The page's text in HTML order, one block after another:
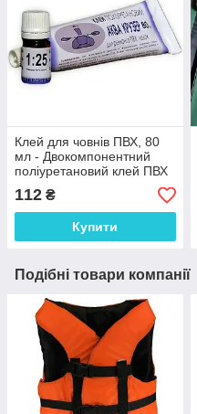
Клей для човнів ПВХ, 80
мл - Двокомпонентний
поліуретановий клей ПВХ
Аква Крузер для ремонту
надувного човна
112 ₴
Купити
Подібні товари компанії